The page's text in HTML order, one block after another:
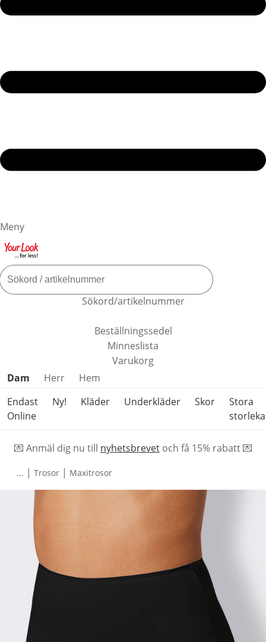
Meny
Sökord/artikelnummer
Beställningssedel
Minneslista
Varukorg
Hoppa över produktkategorier
Dam Herr
Hem
Endast
Online
Ny! Kläder Underkläder Skor
Stora
💌 Anmäl dig nu till nyhetsbrevetoch få 15% rabatt 💌
... | Trosor | Maxitrosor